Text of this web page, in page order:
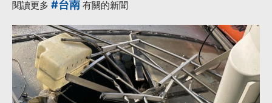
閱讀更多 #台南 有關的新聞